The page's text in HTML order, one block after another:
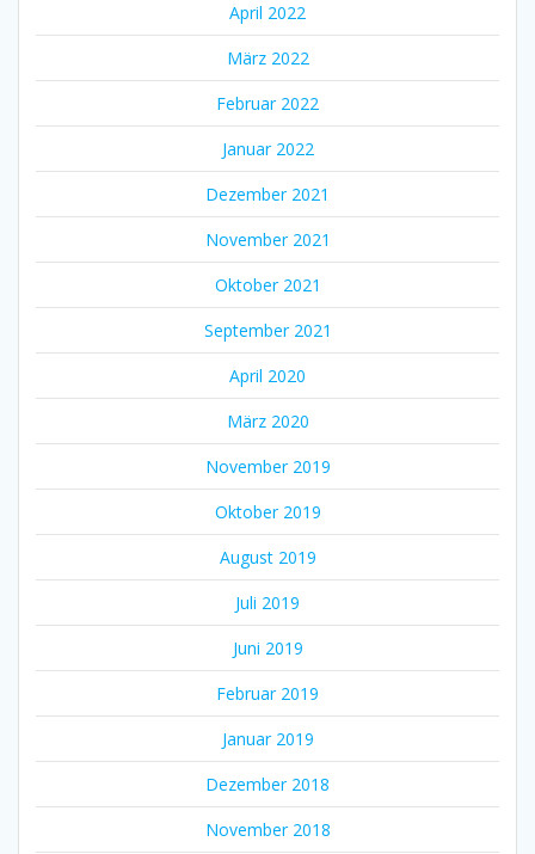
April 2022
März 2022
Februar 2022
Januar 2022
Dezember 2021
November 2021
Oktober 2021
September 2021
April 2020
März 2020
November 2019
Oktober 2019
August 2019
Juli 2019
Juni 2019
Februar 2019
Januar 2019
Dezember 2018
November 2018